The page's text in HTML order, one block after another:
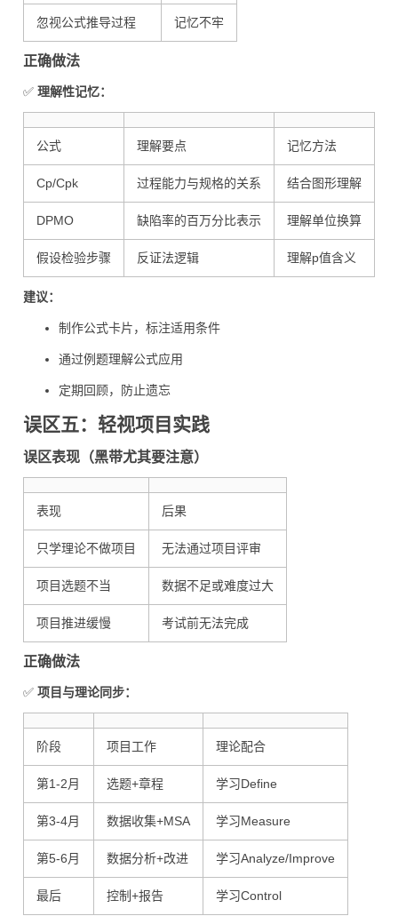
忽视公式推导过程 记忆不牢
正确做法
✅ 理解性记忆：
公式 理解要点 记忆方法
Cp/Cpk 过程能力与规格的关系 结合图形理解
DPMO 缺陷率的百万分比表示 理解单位换算
假设检验步骤 反证法逻辑 理解p值含义
建议：
制作公式卡片，标注适用条件
通过例题理解公式应用
定期回顾，防止遗忘
误区五：轻视项目实践
误区表现（黑带尤其要注意）
表现 后果
只学理论不做项目 无法通过项目评审
项目选题不当 数据不足或难度过大
项目推进缓慢 考试前无法完成
正确做法
✅ 项目与理论同步：
阶段 项目工作 理论配合
第1-2月 选题+章程 学习Define
第3-4月 数据收集+MSA 学习Measure
第5-6月 数据分析+改进 学习Analyze/Improve
最后 控制+报告 学习Control